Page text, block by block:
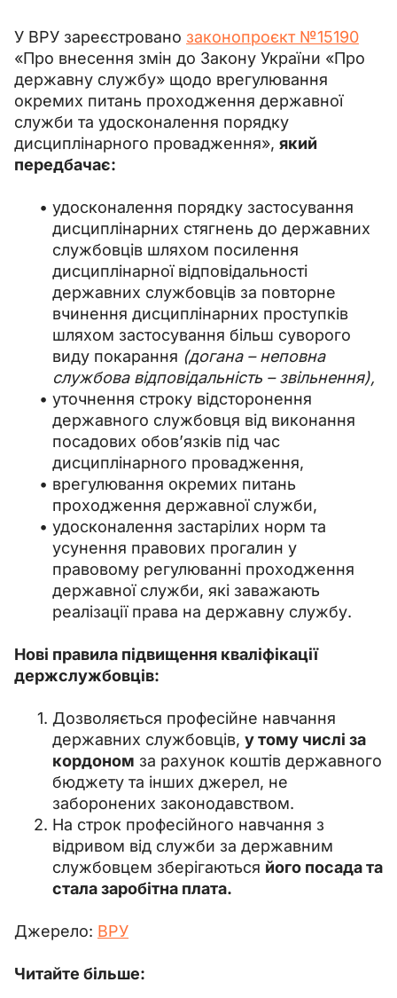
У ВРУ зареєстровано законопроєкт №15190
«Про внесення змін до Закону України «Про
державну службу» щодо врегулювання
окремих питань проходження державної
служби та удосконалення порядку
дисциплінарного провадження», який
передбачає:
удосконалення порядку застосування
дисциплінарних стягнень до державних
службовців шляхом посилення
дисциплінарної відповідальності
державних службовців за повторне
вчинення дисциплінарних проступків
шляхом застосування більш суворого
виду покарання (догана – неповна
службова відповідальність – звільнення),
уточнення строку відсторонення
державного службовця від виконання
посадових обов’язків під час
дисциплінарного провадження,
врегулювання окремих питань
проходження державної служби,
удосконалення застарілих норм та
усунення правових прогалин у
правовому регулюванні проходження
державної служби, які заважають
реалізації права на державну службу.
Нові правила підвищення кваліфікації
держслужбовців:
Дозволяється професійне навчання
державних службовців, у тому числі за
кордоном за рахунок коштів державного
бюджету та інших джерел, не
заборонених законодавством.
На строк професійного навчання з
відривом від служби за державним
службовцем зберігаються його посада та
стала заробітна плата.
Джерело: ВРУ
Читайте більше: